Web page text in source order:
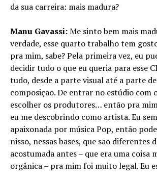
da sua carreira: mais madura?
Manu Gavassi:Me sinto bem mais
verdade, esse quarto trabalho tem
pra mim, sabe? Pela primeira vez, eu
decidir tudo o que eu queria para esse
tudo, desde a parte visual até a parte
composição. De entrar no estúdio com
escolher os produtores… então pra
eu me descobrindo como artista. Eu
apaixonada por música Pop, então
nisso, nessas bases, que são diferentes
acostumada antes – que era uma coisa
orgânica – pra mim foi muito legal. Eu